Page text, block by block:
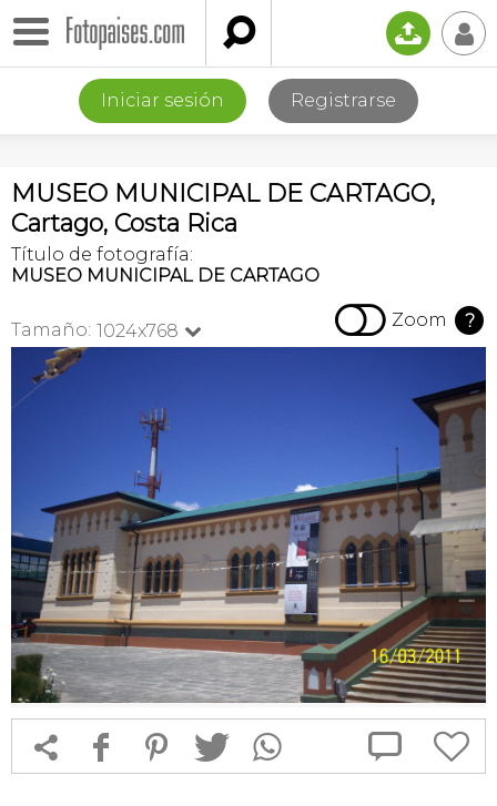
 📤 👤
Iniciar sesión Registrarse
MUSEO MUNICIPAL DE CARTAGO,
Cartago, Costa Rica
Título de fotografía:
MUSEO MUNICIPAL DE CARTAGO
Tamaño: 1024x768   Zoom ?
 f 1 T  